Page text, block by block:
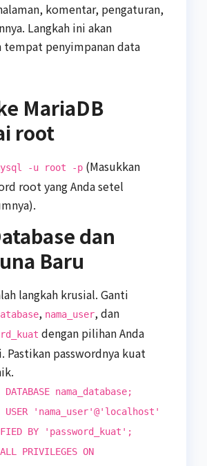
komentar, pengaturan,
Langkah ini akan
tempat penyimpanan data
MariaDB
root
-u root -p (Masukkan
root yang Anda setel
dan
Baru
langkah krusial. Ganti
, nama_user, dan
dengan pilihan Anda
Pastikan passwordnya kuat
DATABASE nama_database;
USER 'nama_user'@'localhost'
BY 'password_kuat';
PRIVILEGES ON